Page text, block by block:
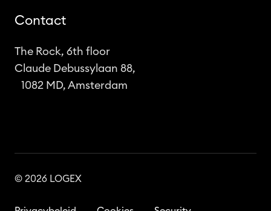
Contact
The Rock, 6th floor
Claude Debussylaan 88,
1082 MD, Amsterdam
© 2026 LOGEX